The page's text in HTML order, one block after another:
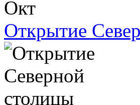
Окт
Открытие